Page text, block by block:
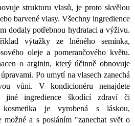
strukturu vlasů, je proto skvělou
barvené vlasy. Všechny ingredience
dodaly potřebnou hydrataci a výživu.
výtažky ze lněného semínka,
oleje a pomerančového květu.
o arginin, který účinně obnovuje
Po umytí na vlasech zanechá
vůni. V kondicionéru nenajdete
jiné ingredience škodící zdraví či
kosmetika je vyrobená s láskou,
a s posláním "zanechat svět o